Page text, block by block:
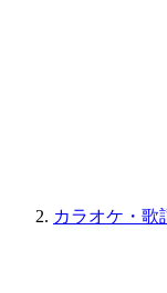
カラオケ・歌